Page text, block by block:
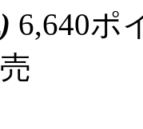
6,640ポ